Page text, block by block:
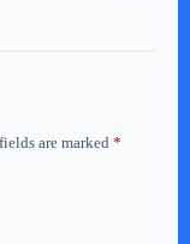
are marked *